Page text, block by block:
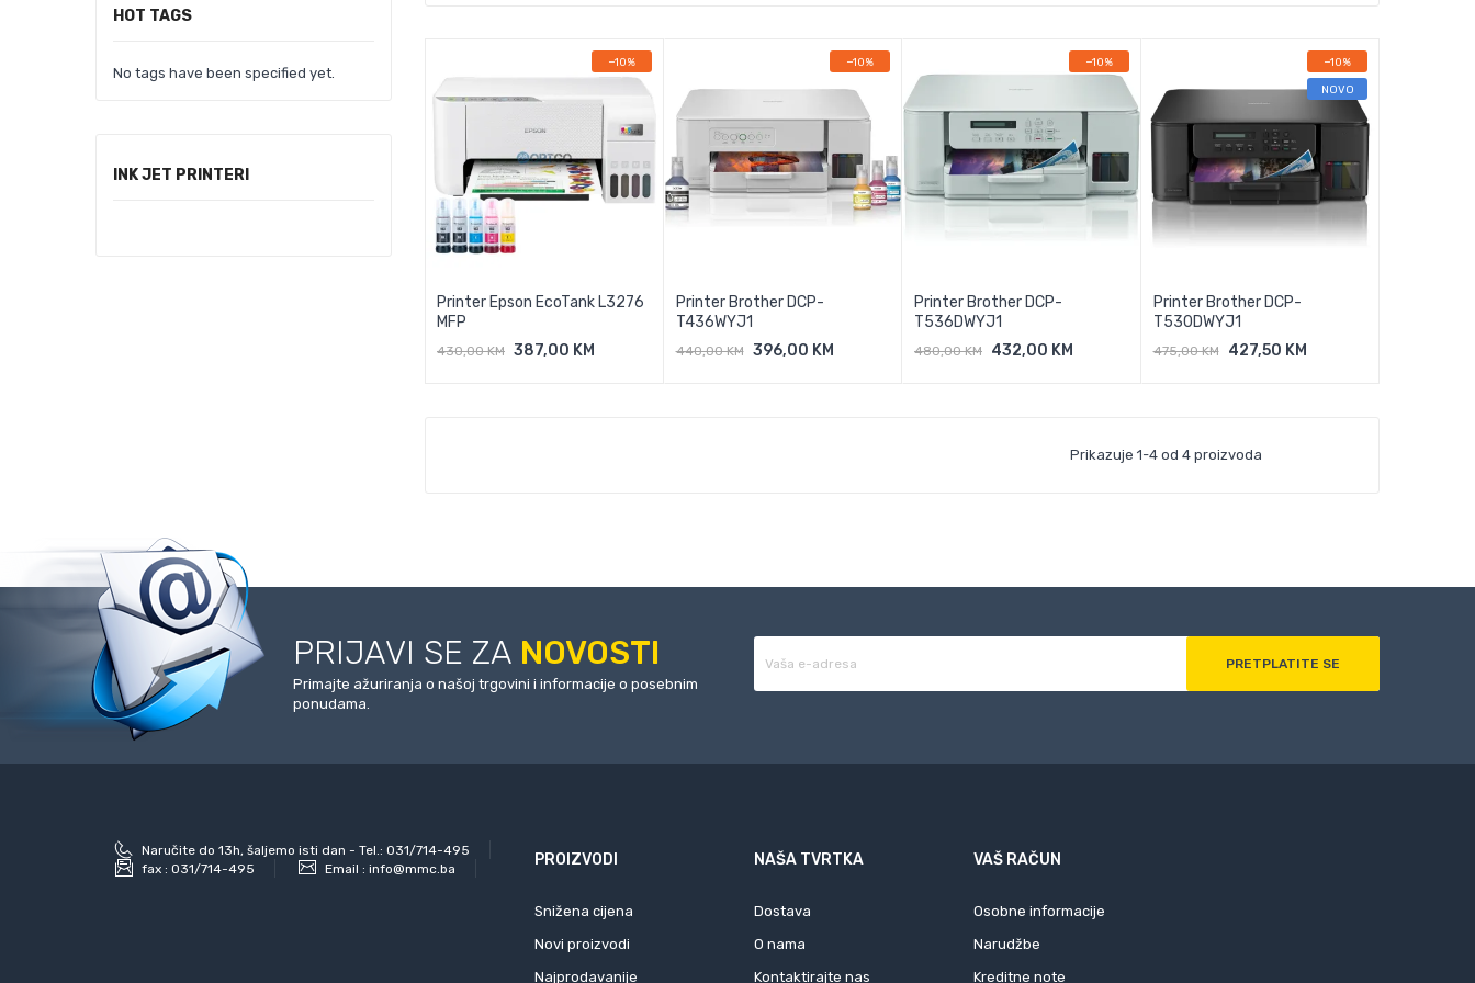
HOT TAGS
No tags have been specified yet.
INK JET PRINTERI
−10%
Printer Epson EcoTank L3276
MFP
430,00 KM 387,00 KM
Dodaj U Košaricu
−10%
Printer Brother DCP-
T436WYJ1
440,00 KM 396,00 KM
Dodaj U Košaricu
−10%
Printer Brother DCP-
T536DWYJ1
480,00 KM 432,00 KM
Dodaj U Košaricu
−10%
Printer Brother DCP-
T530DWYJ1
475,00 KM 427,50 KM
Dodaj U Košaricu
NOVO
Prikazuje 1-4 od 4 proizvoda
PRIJAVI SE ZA NOVOSTI
Primajte ažuriranja o našoj trgovini i informacije o posebnim
ponudama.
Naručite do 13h, šaljemo isti dan - Tel.: 031/714-495
fax : 031/714-495 Email : info@mmc.ba PROIZVODI
Snižena cijena
Novi proizvodi
Najprodavanije
NAŠA TVRTKA
Dostava
O nama
Kontaktirajte nas
VAŠ RAČUN
Osobne informacije
Narudžbe
Kreditne note